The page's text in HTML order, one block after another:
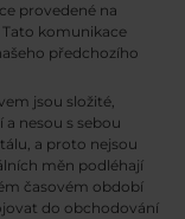
provedené na
komunikace
předchozího
jsou složité,
nesou s sebou
a proto nejsou
měn podléhají
časovém období
do obchodování